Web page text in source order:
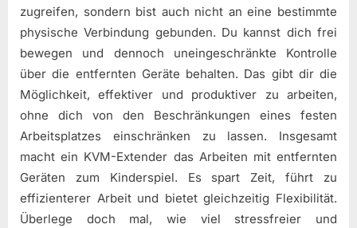
zugreifen, sondern bist auch nicht an eine bestimmte
physische Verbindung gebunden. Du kannst dich frei
bewegen und dennoch uneingeschränkte Kontrolle
über die entfernten Geräte behalten. Das gibt dir die
Möglichkeit, effektiver und produktiver zu arbeiten,
ohne dich von den Beschränkungen eines festen
Arbeitsplatzes einschränken zu lassen. Insgesamt
macht ein KVM-Extender das Arbeiten mit entfernten
Geräten zum Kinderspiel. Es spart Zeit, führt zu
effizienterer Arbeit und bietet gleichzeitig Flexibilität.
Überlege doch mal, wie viel stressfreier und